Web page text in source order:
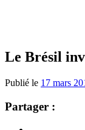
Le Brésil
Publié le 17 mars
Partager :